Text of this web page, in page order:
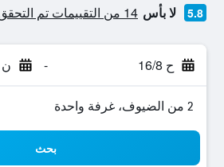
5.8 لا بأس 14 من التقييمات تم التحقق منها
ح 16/8 - ن 17/8
2 من الضيوف، غرفة واحدة
بحث